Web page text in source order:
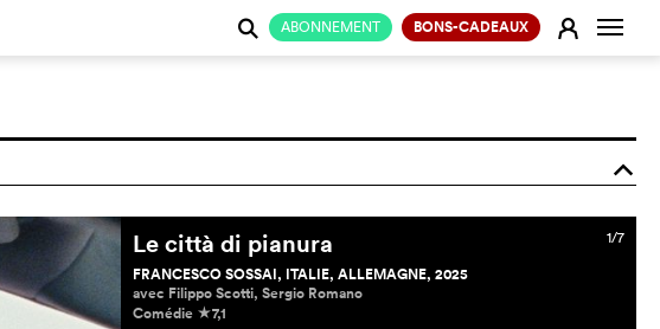
ABONNEMENT BONS-CADEAUX E
j
o
1/7
Le città di pianura
FRANCESCO SOSSAI, ITALIE, ALLEMAGNE, 2025
avec Filippo Scotti, Sergio Romano
Comédie c7,1